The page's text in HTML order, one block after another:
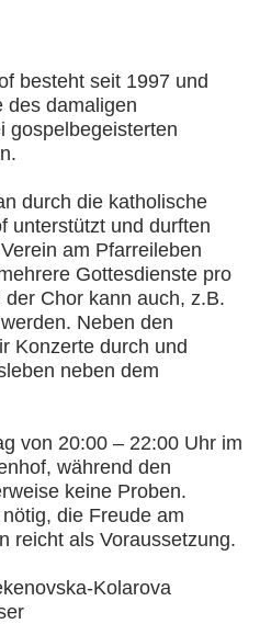
besteht seit 1997 und
des damaligen
gospelbegeisterten
durch die katholische
unterstützt und durften
am Pfarreileben
Gottesdienste pro
Chor kann auch, z.B.
Neben den
Konzerte durch und
neben dem
von 20:00 – 22:00 Uhr im
während den
keine Proben.
die Freude am
reicht als Voraussetzung.
Kolarova